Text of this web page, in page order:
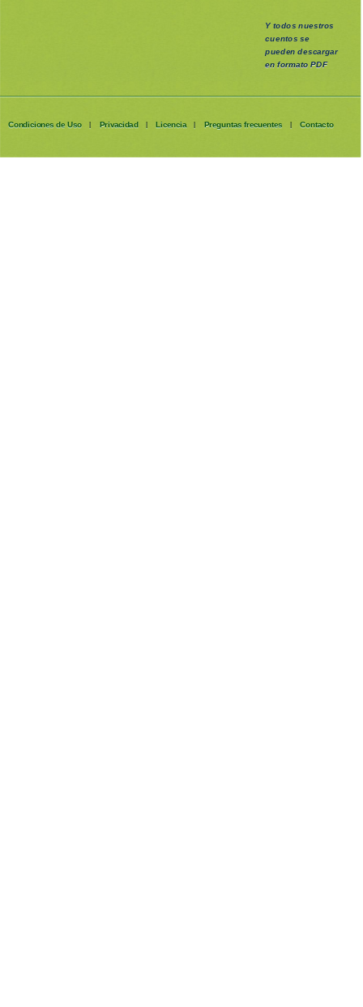
Y todos nuestros
cuentos se
puedendescargar
en formato PDF
Condiciones de Uso | Privacidad | Licencia | Preguntas frecuentes | Contacto